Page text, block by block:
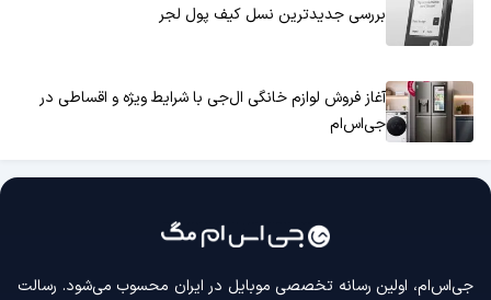
بررسی جدیدترین نسل کیف پول لجر
آغاز فروش لوازم خانگی ال‌جی با شرایط ویژه و اقساطی در
جی‌اس‌ام
جی‌اس‌ام، اولین رسانه‌ تخصصی موبایل در ایران محسوب می‌شود. رسالت